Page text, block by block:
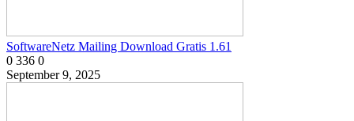
SoftwareNetz Mailing Download Gratis 1.61
0 336 0
September 9, 2025